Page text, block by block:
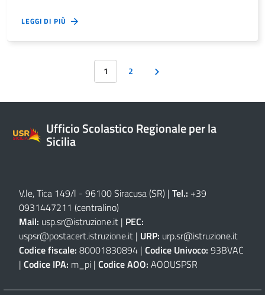
LEGGI DI PIÙ
1 2
Ufficio Scolastico Regionale per la
Sicilia
V.le, Tica 149/l - 96100 Siracusa (SR) | Tel.: +39
0931447211 (centralino)
Mail: usp.sr@istruzione.it | PEC:
uspsr@postacert.istruzione.it | URP: urp.sr@istruzione.it
Codice fiscale: 80001830894 | Codice Univoco: 93BVAC
| Codice IPA: m_pi | Codice AOO: AOOUSPSR